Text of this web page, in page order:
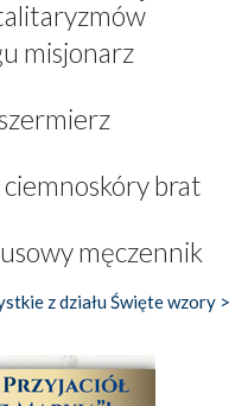
misjonarz
brat
męczennik
z działu Święte wzory >